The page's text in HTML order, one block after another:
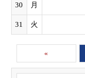
30 月
31 火
«